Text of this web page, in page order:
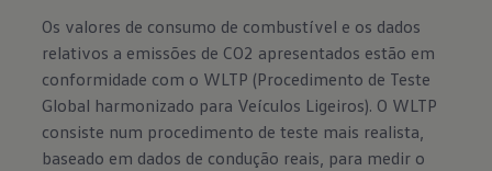
Os valores de consumo de combustível e os dados
relativos a emissões de CO2 apresentados estão em
conformidade com o WLTP (Procedimento de Teste
Global harmonizado para Veículos Ligeiros). O WLTP
consiste num procedimento de teste mais realista,
baseado em dados de condução reais, para medir o